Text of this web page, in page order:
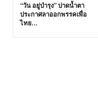
“วัน อยู่บำรุง” ปาดน้ำตา
ประกาศลาออกพรรคเพื่อ
ไทย…